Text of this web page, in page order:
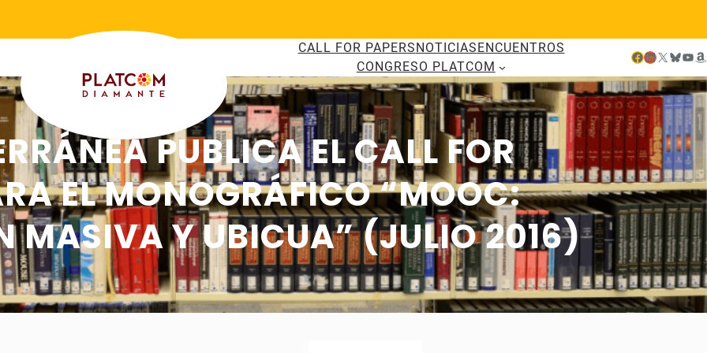
CALL FOR PAPERS NOTICIAS ENCUENTROS
CONGRESO PLATCOM
Facebook LinkedIn X Bluesky YouTube Amazon
PUBLICA EL CALL FOR
EL MONOGRÁFICO “MOOC:
MASIVA Y UBICUA” (JULIO 2016)